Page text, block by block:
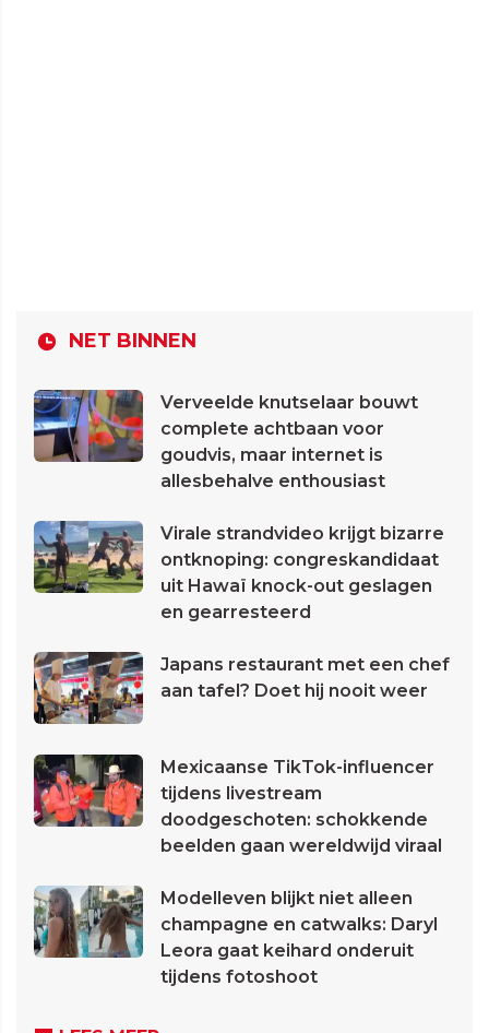
NET BINNEN
Verveelde knutselaar bouwt
complete achtbaan voor
goudvis, maar internet is
allesbehalve enthousiast
Virale strandvideo krijgt bizarre
ontknoping: congreskandidaat
uit Hawaï knock-out geslagen
en gearresteerd
Japans restaurant met een chef
aan tafel? Doet hij nooit weer
Mexicaanse TikTok-influencer
tijdens livestream
doodgeschoten: schokkende
beelden gaan wereldwijd viraal
Modelleven blijkt niet alleen
champagne en catwalks: Daryl
Leora gaat keihard onderuit
tijdens fotoshoot